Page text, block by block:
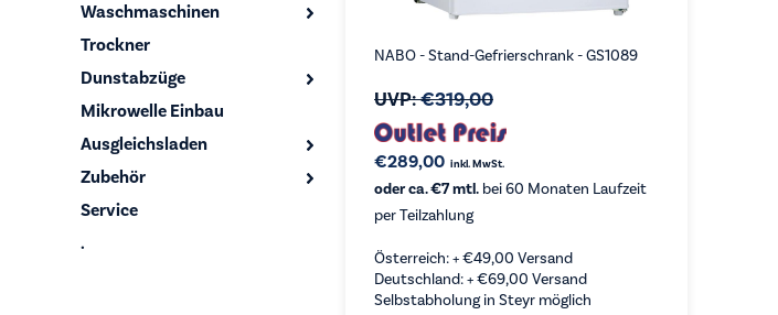
Waschmaschinen
Trockner
Dunstabzüge
Mikrowelle Einbau
Ausgleichsladen
Zubehör
Service
.
NABO - Stand-Gefrierschrank - GS1089
UVP:€319,00
€289,00 inkl. MwSt.
oder ca. €7 mtl. bei 60 Monaten Laufzeit
per Teilzahlung
Österreich: +€49,00 Versand
Deutschland: +€69,00 Versand
Selbstabholung in Steyr möglich